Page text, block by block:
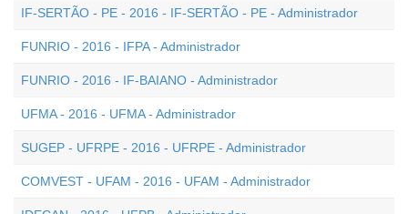
IF-SERTÃO - PE - 2016 - IF-SERTÃO - PE - Administrador
FUNRIO - 2016 - IFPA - Administrador
FUNRIO - 2016 - IF-BAIANO - Administrador
UFMA - 2016 - UFMA - Administrador
SUGEP - UFRPE - 2016 - UFRPE - Administrador
COMVEST - UFAM - 2016 - UFAM - Administrador